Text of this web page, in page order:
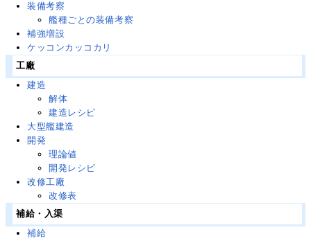
装備考察
艦種ごとの装備考察
補強増設
ケッコンカッコカリ
工廠
建造
解体
建造レシピ
大型艦建造
開発
理論値
開発レシピ
改修工廠
改修表
補給・入渠
補給